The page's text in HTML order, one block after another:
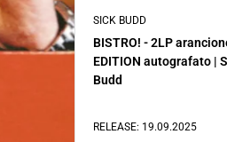
SICK BUDD
BISTRO! - 2LP
EDITION autografato |
Budd
RELEASE: 19.09.2025